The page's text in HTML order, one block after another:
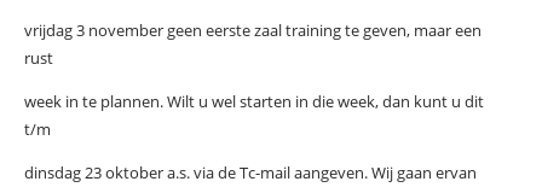
vrijdag 3 november geen eerste zaal training te geven, maar een
rust
week in te plannen. Wilt u wel starten in die week, dan kunt u dit
t/m
dinsdag 23 oktober a.s. via de Tc-mail aangeven. Wij gaan ervan